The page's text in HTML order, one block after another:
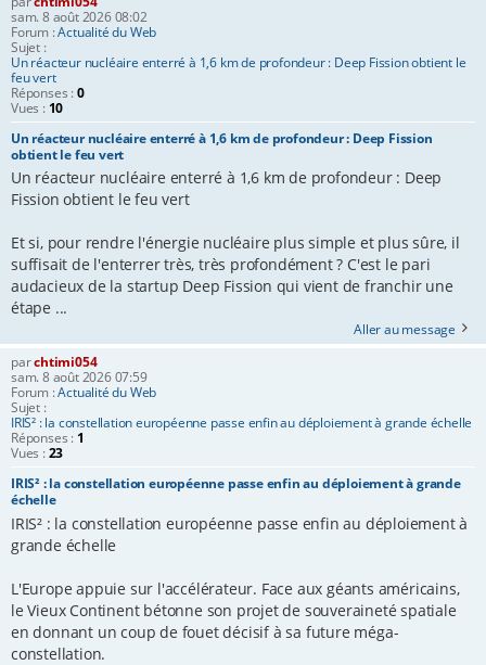
sam. 8 août 2026 08:02
Forum :Actualité du Web
Sujet :
Un réacteur nucléaire enterré à 1,6 km de profondeur : Deep Fission obtient le
feu vert
Réponses :0
Vues : 10
Un réacteur nucléaire enterré à 1,6 km de profondeur : Deep Fission
obtient le feu vert
Un réacteur nucléaire enterré à 1,6 km de profondeur : Deep
Fission obtient le feu vert
Et si, pour rendre l'énergie nucléaire plus simple et plus sûre, il
suffisait de l'enterrer très, très profondément ? C'est le pari
audacieux de la startup Deep Fission qui vient de franchir une
étape ...
Aller au message
parchtimi054
sam. 8 août 2026 07:59
Forum :Actualité du Web
Sujet :
IRIS² : la constellation européenne passe enfin au déploiement à grande échelle
Réponses : 1
Vues :23
IRIS² : la constellation européenne passe enfin au déploiement à grande
échelle
IRIS² : la constellation européenne passe enfin au déploiement à
grande échelle
L'Europe appuie sur l'accélérateur. Face aux géants américains,
le Vieux Continent bétonne son projet de souveraineté spatiale
en donnant un coup de fouet décisif à sa future méga-
constellation.